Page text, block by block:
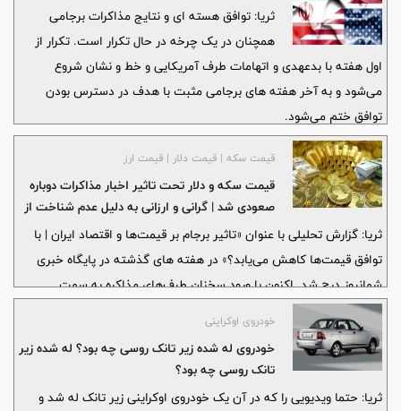
ثریا: توافق هسته ای و نتایج مذاکرات برجامی
همچنان در یک چرخه در حال تکرار است. تکرار از
اول هفته با بدعهدی و اتهامات طرف آمریکایی و خط و نشان شروع
می‌شود و به آخر هفته های برجامی مثبت با هدف در دسترس بودن
توافق ختم می‌شود.
قیمت سکه | قیمت دلار | قیمت ارز
قیمت سکه و دلار تحت تاثیر اخبار مذاکرات دوباره
صعودی شد | گرانی و ارزانی به دلیل عدم شناخت از
بازارها
ثریا: گزارش تحلیلی با عنوان «تاثیر برجام بر قیمت‌ها و اقتصاد ایران | با
توافق قیمت‌ها کاهش می‌یابد؟» در هفته های گذشته در پایگاه خبری
شمانیوز درج شد. اکنون با ورود سخنان طرف‌های مذاکره به سمت
نامشخص برجامی، دوباره بازار روند صعودی در پیش گرفت و قیمت سکه و
طلا تحت تاثیر اخبار منفی مذاکرات افزایش یافت.
خودروی اوکراینی
خودروی له شده زیر تانک روسی چه بود؟ له شده زیر
تانک روسی چه بود؟
ثریا: حتما ویدیویی را که در آن یک خودروی اوکراینی زیر تانک له شد و